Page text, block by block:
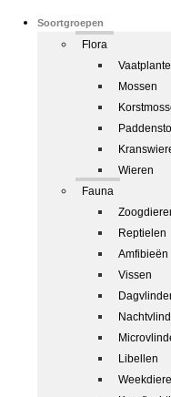
Soortgroepen
Flora
Mossen
Wieren
Fauna
Reptielen
Amfibieën
Vissen
Libellen